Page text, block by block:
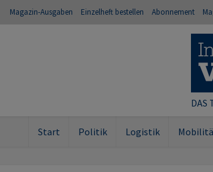
Magazin-Ausgaben Einzelheft bestellen Abonnement
DAS
Start Politik Logistik